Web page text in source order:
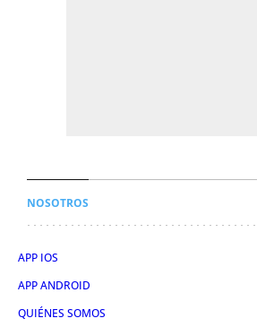
NOSOTROS
APP IOS
APP ANDROID
QUIÉNES SOMOS